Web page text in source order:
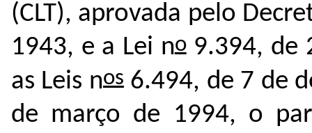
(CLT), aprovada pelo
1943, e a Lei no9.394, de
as Leis nos6.494, de 7 de
de março de 1994, o